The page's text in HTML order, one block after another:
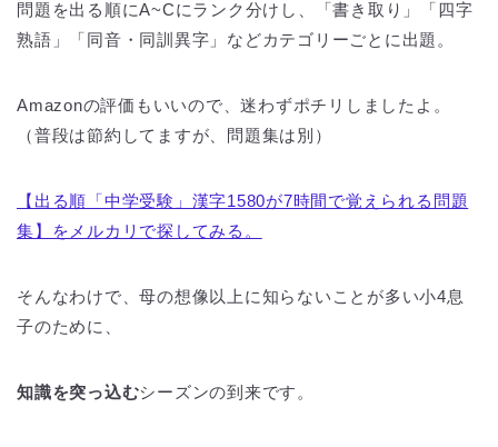
問題を出る順にA~Cにランク分けし、「書き取り」「四字
熟語」「同音・同訓異字」などカテゴリーごとに出題。
Amazonの評価もいいので、迷わずポチリしましたよ。
（普段は節約してますが、問題集は別）
【出る順「中学受験」漢字1580が7時間で覚えられる問題
集】をメルカリで探してみる。
そんなわけで、母の想像以上に知らないことが多い小4息
子のために、
知識を突っ込むシーズンの到来です。